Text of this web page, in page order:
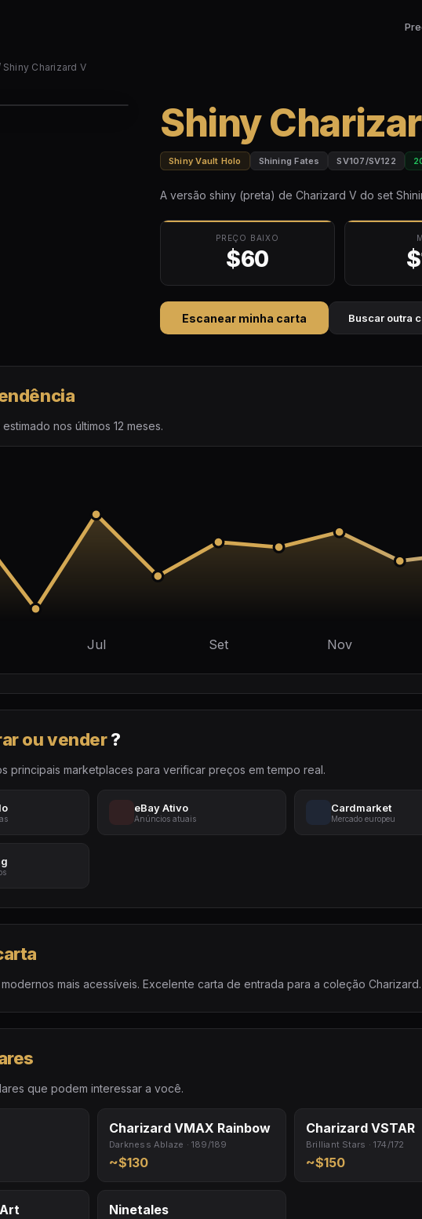
Shiny Charizard V
Shiny
Shiny Vault Holo Shining Fates SV107/SV122
A versão shiny (preta) de Charizard V do set
PREÇO BAIXO
$60
Escanear minha carta Buscar outra
nos últimos 12 meses.
Jul Set Nov
ou vender?
principais marketplaces para verificar preços em tempo real.
eBay Ativo
Anúncios atuais
Cardmarket
Mercado europeu
mais acessíveis. Excelente carta de entrada para a coleção Charizard.
que podem interessar a você.
Charizard VMAX Rainbow
Darkness Ablaze · 189/189
~$130
Charizard VSTAR
Brilliant Stars · 174/172
~$150
Ninetales